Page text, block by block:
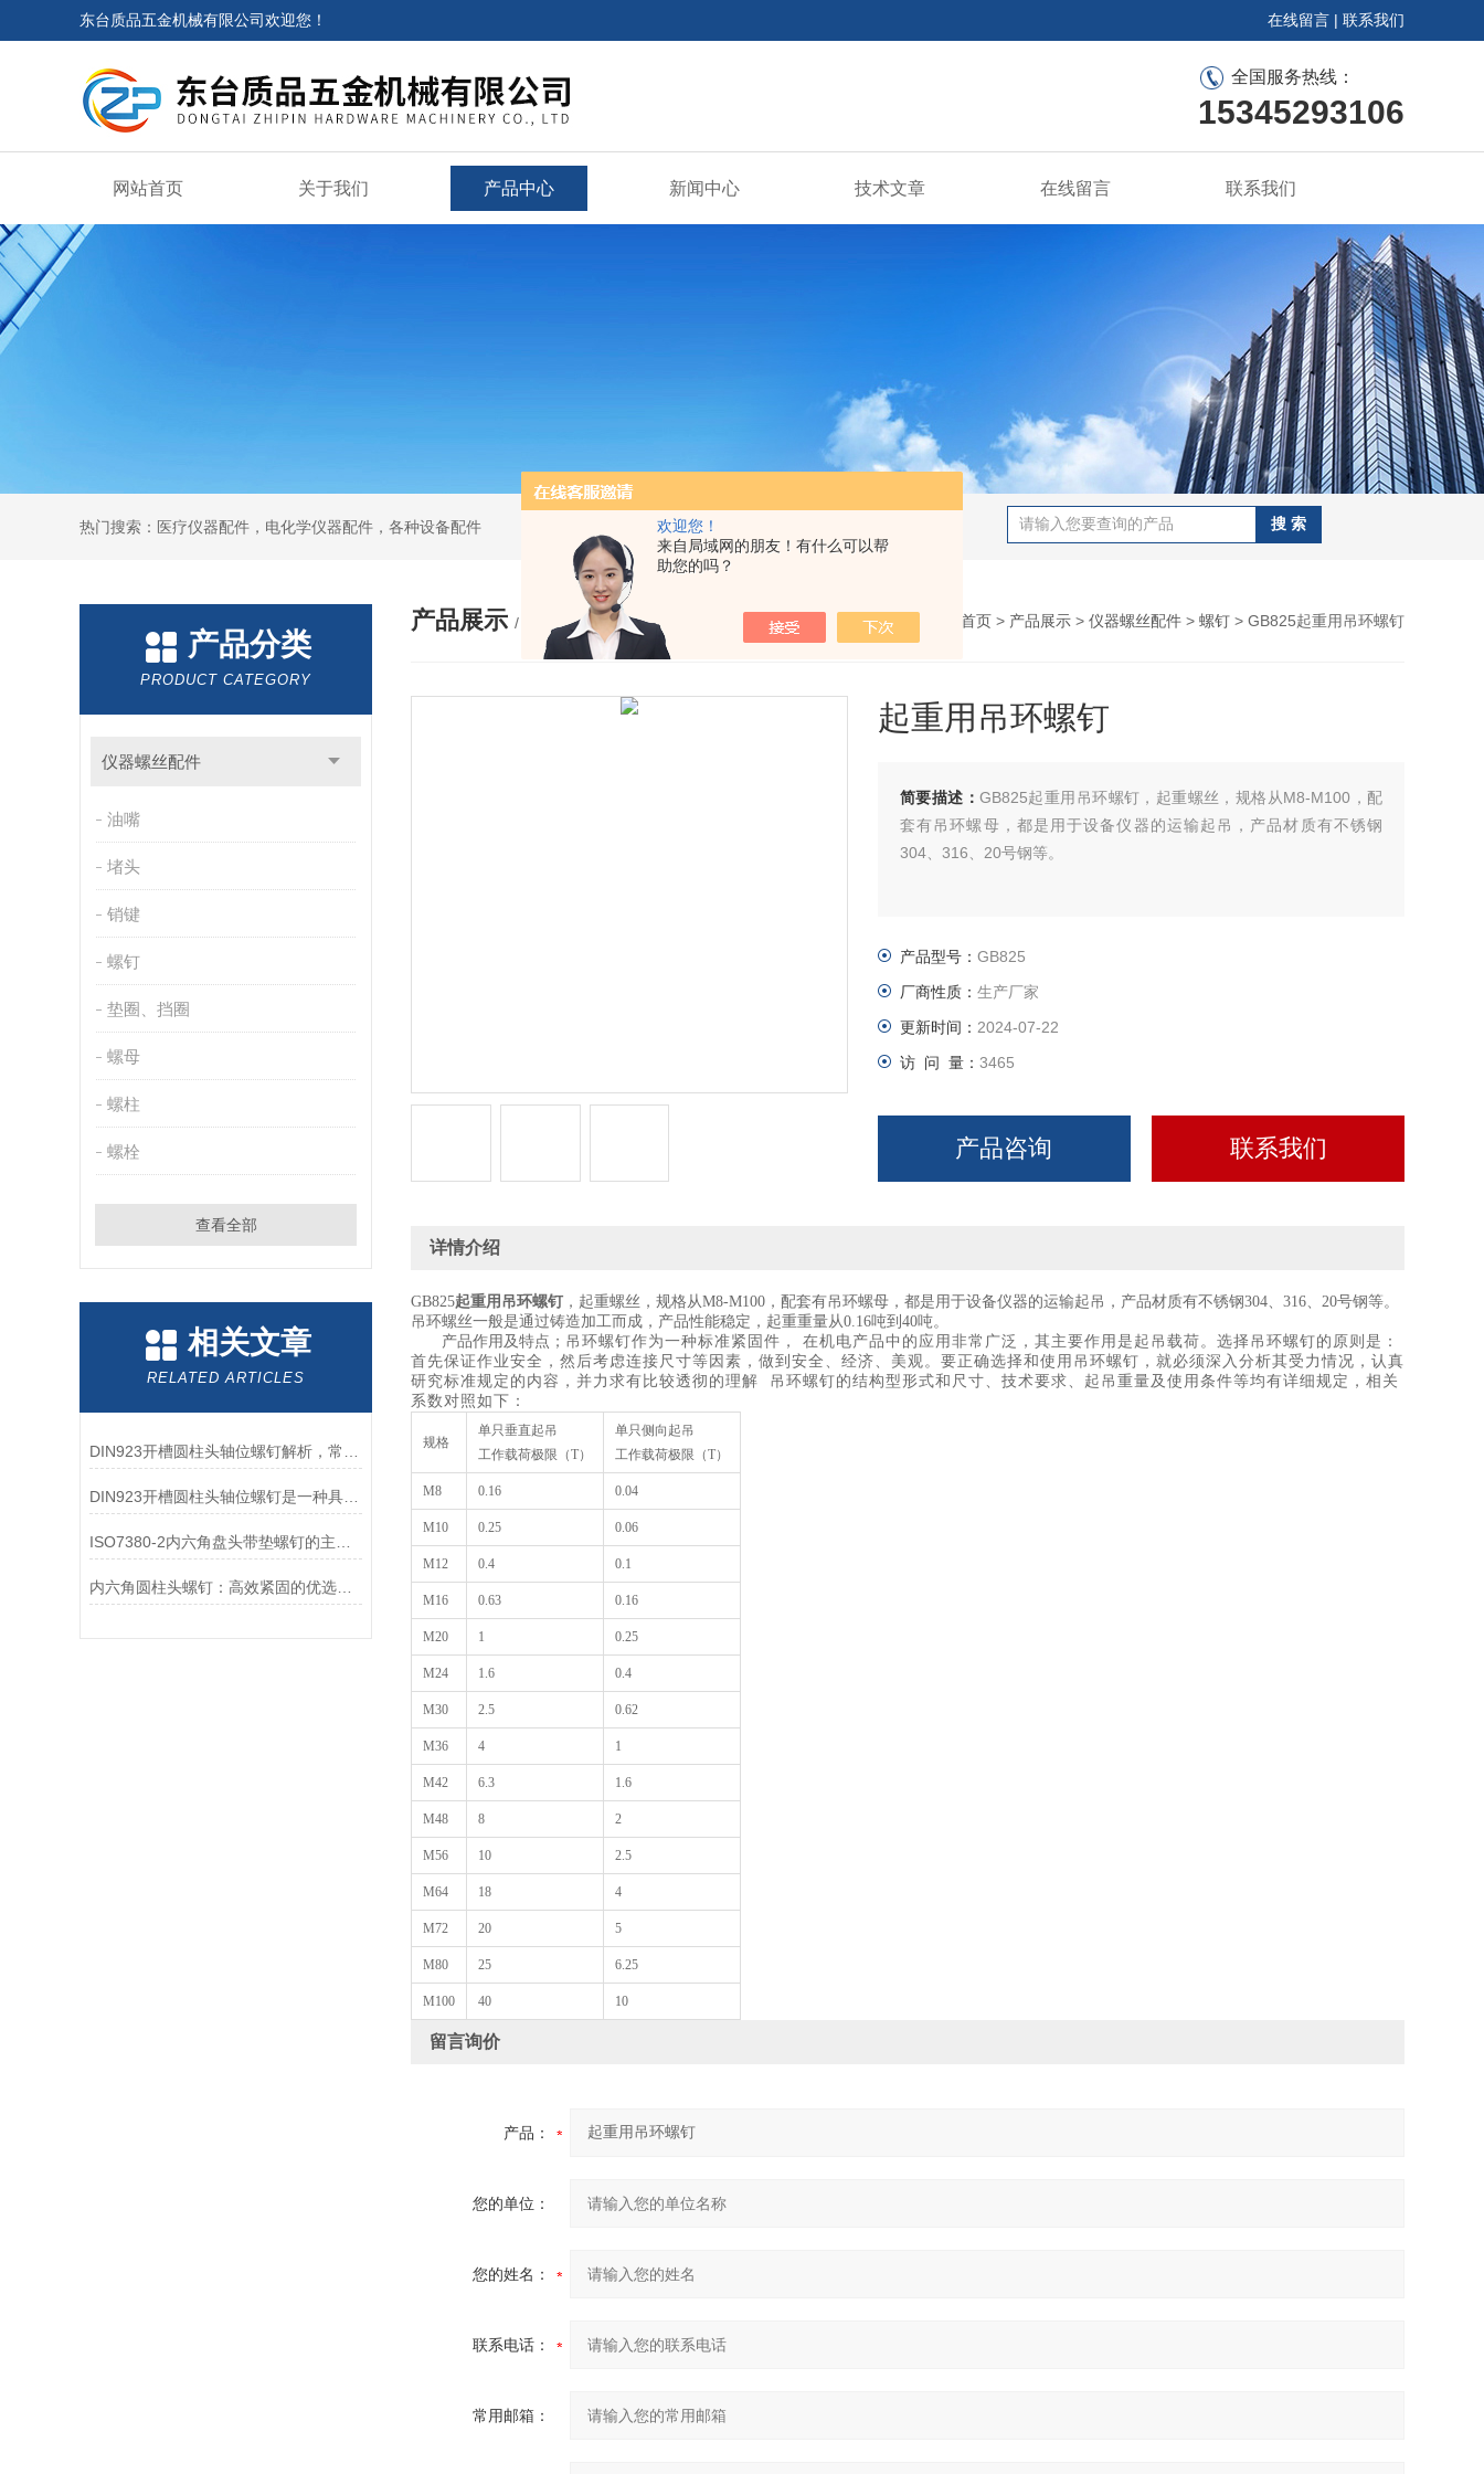
欢迎您！
来自局域网的朋友！有什么可以帮
助您的吗？
东台质品五金机械有限公司欢迎您！ 在线留言 | 联系我们
全国服务热线：
15345293106
网站首页 关于我们 产品中心 新闻中心 技术文章 在线留言 联系我们
热门搜索：医疗仪器配件，电化学仪器配件，各种设备配件
产品分类
PRODUCT CATEGORY
仪器螺丝配件
油嘴
堵头
销键
螺钉
垫圈、挡圈
螺母
螺柱
螺栓
查看全部
相关文章
RELATED ARTICLES
DIN923开槽圆柱头轴位螺钉是一种具有圆柱形头部的螺钉
内六角圆柱头螺钉：高效紧固的优选螺钉
产品展示 / PRODUCTS 您的位置： 网站首页 > 产品展示 > 仪器螺丝配件 > 螺钉 > GB825起重用吊环螺钉
起重用吊环螺钉
简要描述： GB825起重用吊环螺钉，起重螺丝，规格从M8-M100，配
套有吊环螺母，都是用于设备仪器的运输起吊，产品材质有不锈钢
304、316、20号钢等。
产品型号： GB825
厂商性质： 生产厂家
更新时间： 2024-07-22
访 问 量： 3465
产品咨询 联系我们
详情介绍
GB825起重用吊环螺钉 ，起重螺丝，规格从M8-M100，配套有吊环螺母，都是用于设备仪器的运输起吊，产品材质有不锈钢304、316、20号钢等。
吊环螺丝一般是通过铸造加工而成，产品性能稳定，起重重量从0.16吨到40吨。
产品作用及特点； 吊环螺钉作为一种标准紧固件， 在机电产品中的应用非常广泛，其主要作用是起吊载荷。选择吊环螺钉的原则是：
首先保证作业安全，然后考虑连接尺寸等因素，做到安全、经济、美观。要正确选择和使用吊环螺钉，就必须深入分析其受力情况，认真
研究标准规定的内容，并力求有比较透彻的理解 吊环螺钉的结构型形式和尺寸、技术要求、起吊重量及使用条件等均有详细规定，相关
系数对照如下：
规格
单只垂直起吊
工作载荷极限（T）
单只侧向起吊
工作载荷极限（T）
M8 0.16 0.04
M10 0.25 0.06
M12 0.4 0.1
M16 0.63 0.16
M20 1 0.25
M24 1.6 0.4
M30 2.5 0.62
M36 4 1
M42 6.3 1.6
M48 8 2
M56 10 2.5
M64 18 4
M72 20 5
M80 25 6.25
M100 40 10
留言询价
产品：
您的单位：
您的姓名：
联系电话：
常用邮箱：